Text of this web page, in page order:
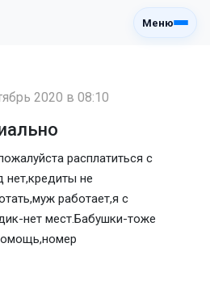
Меню
2020 в 08:10
расплатиться с
нет,кредиты не
работает,я с
нет мест.Бабушки-тоже